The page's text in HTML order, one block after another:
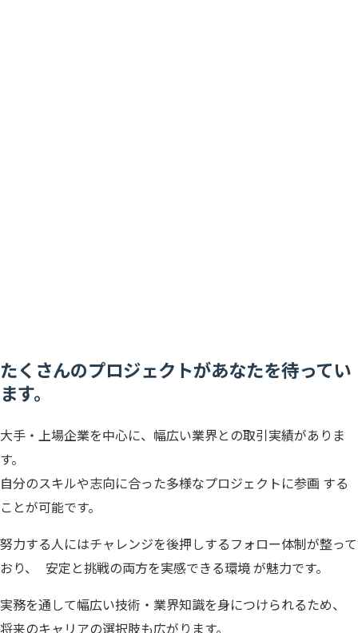
たくさんのプロジェクトがあなたを待ってい
ます。
大手・上場企業を中心に、幅広い業界との取引実績がありま
す。
自分のスキルや志向に合った多様なプロジェクトに参画 する
ことが可能です。
努力する人にはチャレンジを後押しするフォロー体制が整って
おり、 安定と挑戦の両方を実感できる環境 が魅力です。
実務を通して幅広い技術・業界知識を身につけられるため、
将来のキャリアの選択肢も広がります。